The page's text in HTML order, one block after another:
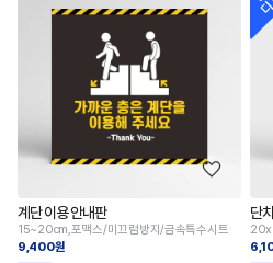
계단 이용 안내판
15~20cm,포맥스/미끄럼방지/금속특수시트
9,400원
단